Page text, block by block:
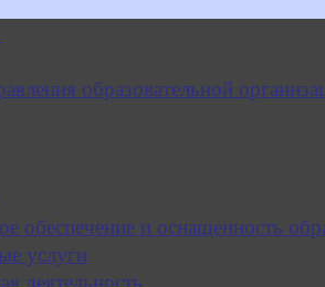
образовательной
обеспечение и оснащенность
услуги
деятельность